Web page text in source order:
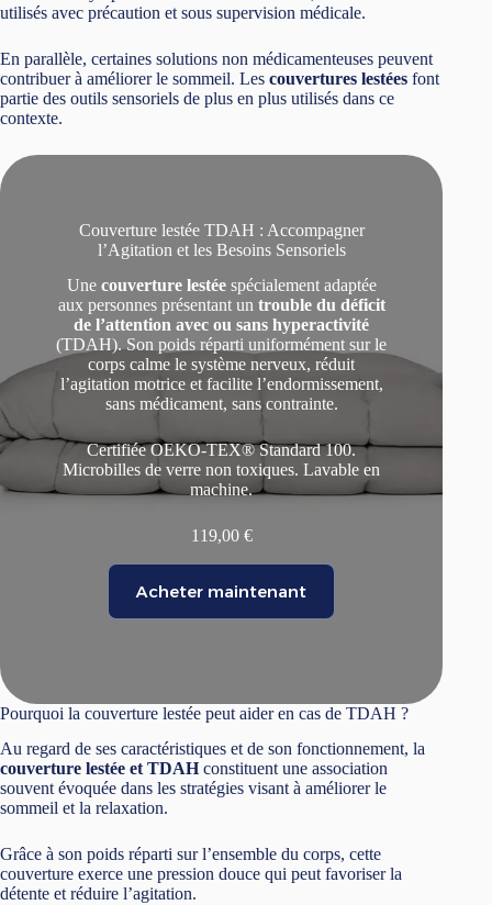
utilisés avec précaution et sous supervision médicale.
En parallèle, certaines solutions non médicamenteuses peuvent
contribuer à améliorer le sommeil. Les couvertures lestées font
partie des outils sensoriels de plus en plus utilisés dans ce
contexte.
Couverture lestée TDAH : Accompagner
l’Agitation et les Besoins Sensoriels
Une couverture lestéespécialement adaptée
aux personnes présentant un trouble du déficit
de l’attention avec ou sans hyperactivité
(TDAH). Son poids réparti uniformément sur le
corps calme le système nerveux, réduit
l’agitation motrice et facilite l’endormissement,
sans médicament, sans contrainte.
Certifiée OEKO-TEX® Standard 100.
Microbilles de verre non toxiques. Lavable en
machine.
119,00 €
Acheter maintenant
Pourquoi la couverture lestée peut aider en cas de TDAH ?
Au regard de ses caractéristiques et de son fonctionnement, la
couverture lestée et TDAHconstituent une association
souvent évoquée dans les stratégies visant à améliorer le
sommeil et la relaxation.
Grâce à son poids réparti sur l’ensemble du corps, cette
couverture exerce une pression douce qui peut favoriser la
détente et réduire l’agitation.